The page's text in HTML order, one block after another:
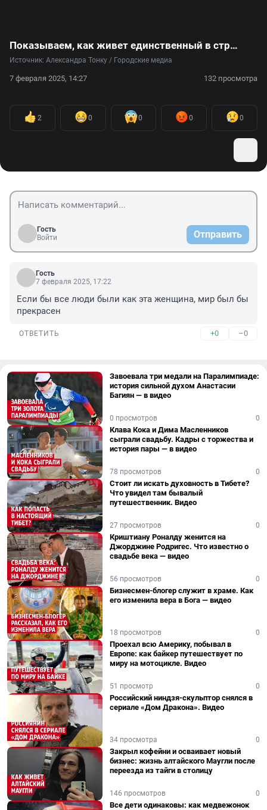
Показываем, как живет единственный в стране приют для енотов-полоскунов — видео
Источник: Александра Тонку / Городские медиа
7 февраля 2025, 14:27 132 просмотра
2 0 0 0 0
Гость
Войти
Отправить
Гость
7 февраля 2025, 17:22
Если бы все люди были как эта женщина, мир был бы
прекрасен
ОТВЕТИТЬ +0 –0
Завоевала три медали на Паралимпиаде:
история сильной духом Анастасии
Багиян — в видео
0 просмотров 0
Клава Кока и Дима Масленников
сыграли свадьбу. Кадры с торжества и
история пары — в видео
78 просмотров 0
Стоит ли искать духовность в Тибете?
Что увидел там бывалый
путешественник. Видео
27 просмотров 0
Криштиану Роналду женится на
Джорджине Родригес. Что известно о
свадьбе века — видео
56 просмотров 0
Бизнесмен-блогер служит в храме. Как
его изменила вера в Бога — видео
18 просмотров 0
Проехал всю Америку, побывал в
Европе: как байкер путешествует по
миру на мотоцикле. Видео
51 просмотр 0
Российский ниндзя-скульптор снялся в
сериале «Дом Дракона». Видео
34 просмотра 0
Закрыл кофейни и осваивает новый
бизнес: жизнь алтайского Маугли после
переезда из тайги в столицу
146 просмотров 0
Все дети одинаковы: как медвежонок